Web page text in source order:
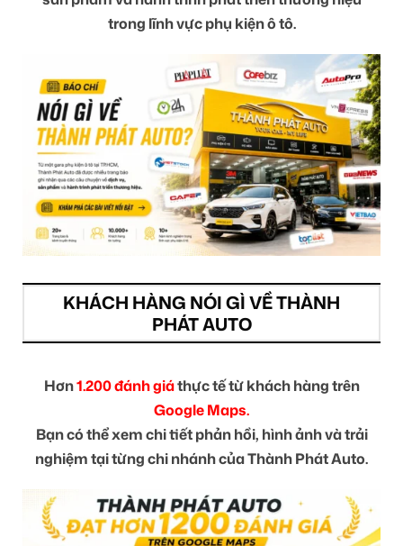
trong lĩnh vực phụ kiện ô tô.
KHÁCH HÀNG NÓI GÌ VỀ THÀNH
PHÁT AUTO
Hơn1.200 đánh giáthực tế từ khách hàng trên
Google Maps.
Bạn có thể xem chi tiết phản hồi, hình ảnh và trải
nghiệm tại từng chi nhánh của Thành Phát Auto.